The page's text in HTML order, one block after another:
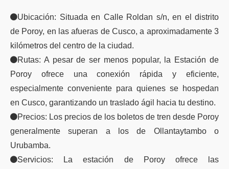
Ubicación: Situada en Calle Roldan s/n, en el distrito
de Poroy, en las afueras de Cusco, a aproximadamente 3
kilómetros del centro de la ciudad.
Rutas: A pesar de ser menos popular, la Estación de
Poroy ofrece una conexión rápida y eficiente,
especialmente conveniente para quienes se hospedan
en Cusco, garantizando un traslado ágil hacia tu destino.
Precios: Los precios de los boletos de tren desde Poroy
generalmente superan a los de Ollantaytambo o
Urubamba.
Servicios: La estación de Poroy ofrece las